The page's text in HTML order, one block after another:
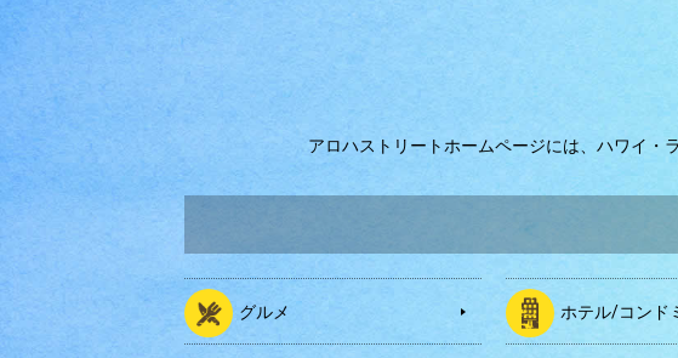
アロハストリートホームページには、 ハワイ・
グルメ ホテル/コンド